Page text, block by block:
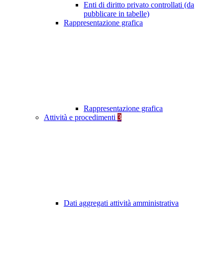
Enti di diritto privato controllati (da
pubblicare in tabelle)
Rappresentazione grafica
Rappresentazione grafica
Attività e procedimenti 3
Dati aggregati attività amministrativa